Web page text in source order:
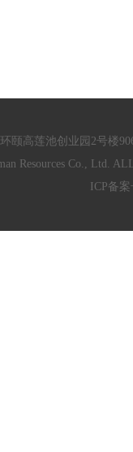
颐高莲池创业园2号楼
Resources Co., Ltd.
ICP备